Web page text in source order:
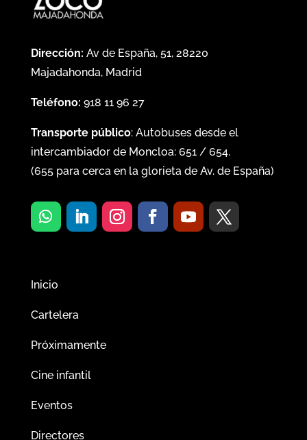
Dirección: Av de España, 51, 28220
Majadahonda, Madrid
Teléfono: 918 11 96 27
Transporte público: Autobuses desde el
intercambiador de Moncloa: 651/ 654.
(655para cerca en la glorieta de Av. de España)
Inicio
Cartelera
Próximamente
Cine infantil
Eventos
Directores